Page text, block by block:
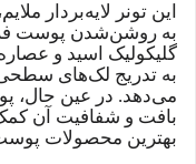
این تونر لایه‌بردار
گلیکولیک اسید و
به تدریج لک‌های
می‌دهد. در عین حال،
بافت و شفافیت آن
بهترین محصولات